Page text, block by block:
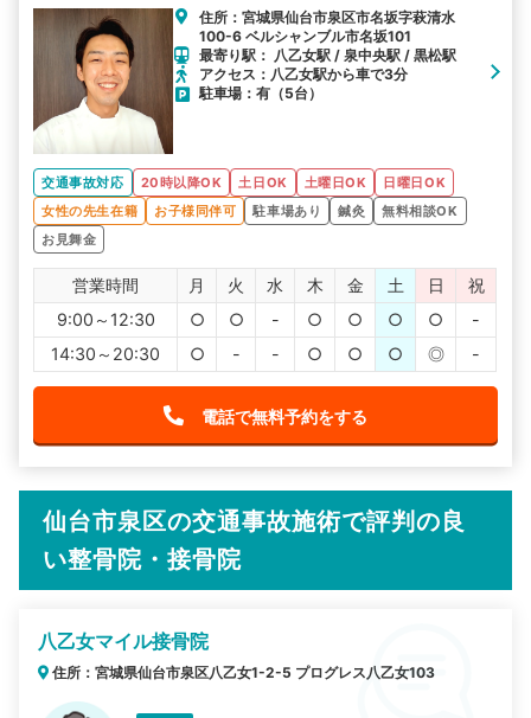
住所：宮城県仙台市泉区市名坂字萩清水
100-6 ベルシャンブル市名坂101
最寄り駅： 八乙女駅 / 泉中央駅 / 黒松駅
アクセス：八乙女駅から車で3分
駐車場：有（5台）
交通事故対応 20時以降OK 土日OK 土曜日OK
日曜日OK
女性の先生在籍
お子様同伴可 駐車場あり 鍼灸
無料相談OK
お見舞金
営業時間 月 火 水 木 金 土 日
祝
9:00～12:30
○ ○ - ○ ○ ○ ○
-
14:30～20:30
○ - - ○ ○ ○ ◎ -
電話で無料予約をする
仙台市泉区の交通事故施術で評判の良
い整骨院・接骨院
八乙女マイル接骨院
住所：宮城県仙台市泉区八乙女1-2-5 プログレス八乙女103